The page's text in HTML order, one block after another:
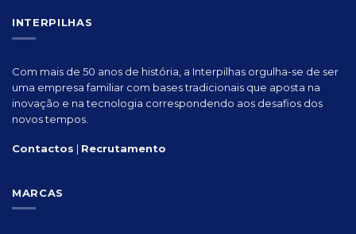
INTERPILHAS
Com mais de 50 anos de história, a Interpilhas orgulha-se de ser
uma empresa familiar com bases tradicionais que aposta na
inovação e na tecnologia correspondendo aos desafios dos
novos tempos.
Contactos | Recrutamento
MARCAS